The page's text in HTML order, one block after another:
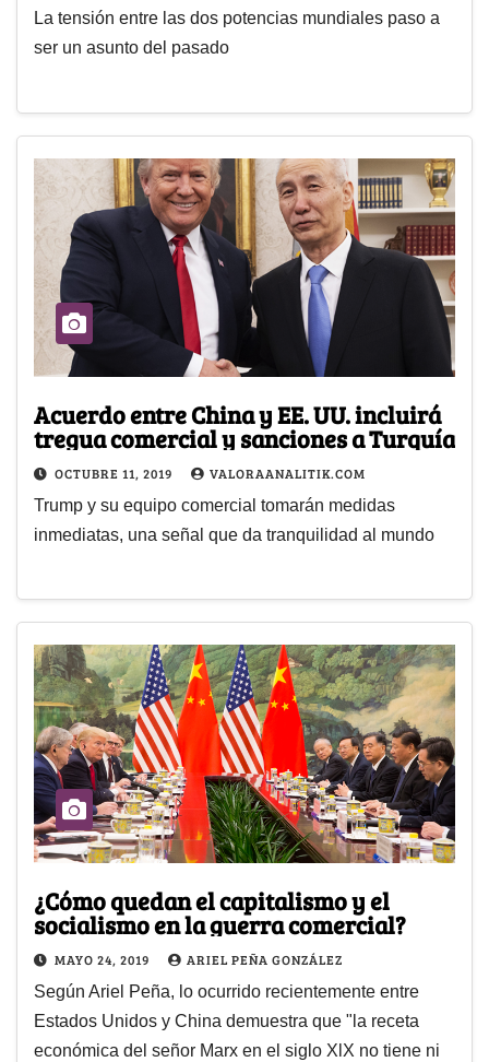
La tensión entre las dos potencias mundiales paso a
ser un asunto del pasado
Acuerdo entre China y EE. UU. incluirá
tregua comercial y sanciones a Turquía
OCTUBRE 11, 2019 VALORAANALITIK.COM
Trump y su equipo comercial tomarán medidas
inmediatas, una señal que da tranquilidad al mundo
¿Cómo quedan el capitalismo y el
socialismo en la guerra comercial?
MAYO 24, 2019 ARIEL PEÑA GONZÁLEZ
Según Ariel Peña, lo ocurrido recientemente entre
Estados Unidos y China demuestra que "la receta
económica del señor Marx en el siglo XlX no tiene ni